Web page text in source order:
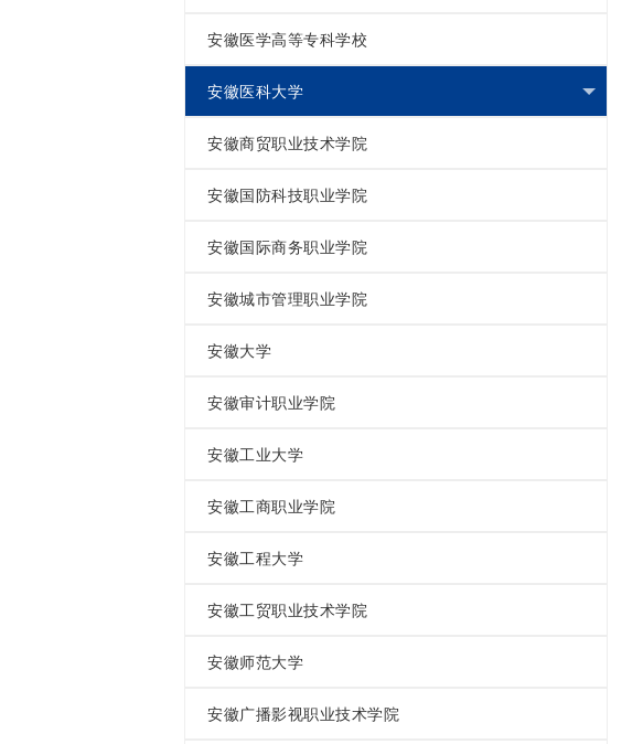
安徽医学高等专科学校
安徽医科大学
安徽商贸职业技术学院
安徽国防科技职业学院
安徽国际商务职业学院
安徽城市管理职业学院
安徽大学
安徽审计职业学院
安徽工业大学
安徽工商职业学院
安徽工程大学
安徽工贸职业技术学院
安徽师范大学
安徽广播影视职业技术学院